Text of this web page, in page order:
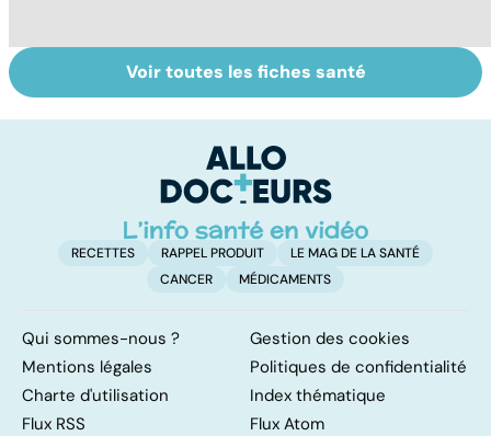
Grippe A : des
vaccins qui font
Vaccins : mode
d'emploi
Voir toutes les fiches santé
RECETTES RAPPEL PRODUIT
LE MAG DE LA SANTÉ
CANCER
MÉDICAMENTS
Qui sommes-nous ?
Gestion des cookies
Mentions légales
Politiques de confidentialité
Charte d'utilisation
Index thématique
Flux RSS
Flux Atom